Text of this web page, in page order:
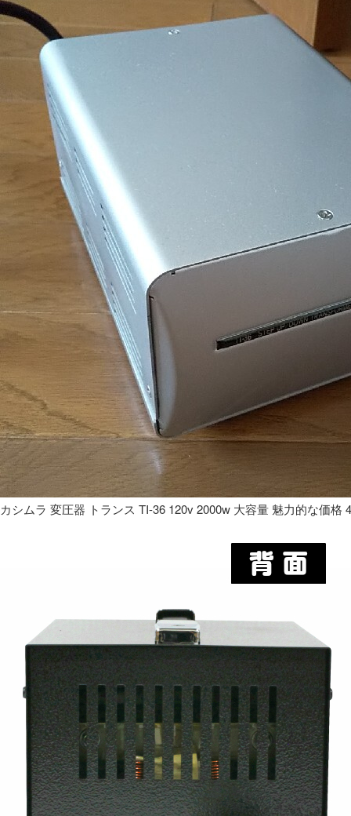
カシムラ 変圧器 トランス TI-36 120v 2000w 大容量 魅力的な価格